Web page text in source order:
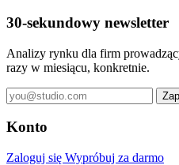
30-sekundowy newsletter
Analizy rynku dla firm
razy w miesiącu, konkretnie.
Konto
Zaloguj się Wypróbuj za darmo